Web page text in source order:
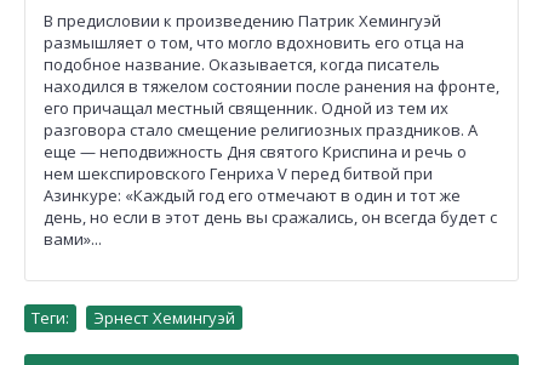
В предисловии к произведению Патрик Хемингуэй
размышляет о том, что могло вдохновить его отца на
подобное название. Оказывается, когда писатель
находился в тяжелом состоянии после ранения на фронте,
его причащал местный священник. Одной из тем их
разговора стало смещение религиозных праздников. А
еще — неподвижность Дня святого Криспина и речь о
нем шекспировского Генриха V перед битвой при
Азинкуре: «Каждый год его отмечают в один и тот же
день, но если в этот день вы сражались, он всегда будет с
вами»...
Теги: Эрнест Хемингуэй